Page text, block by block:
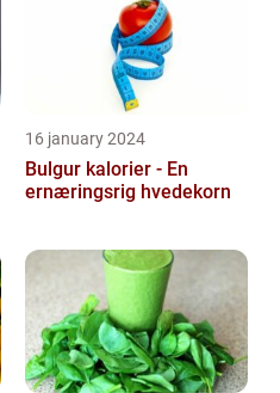
16 january 2024
Bulgur kalorier - En
ernæringsrig hvedekorn